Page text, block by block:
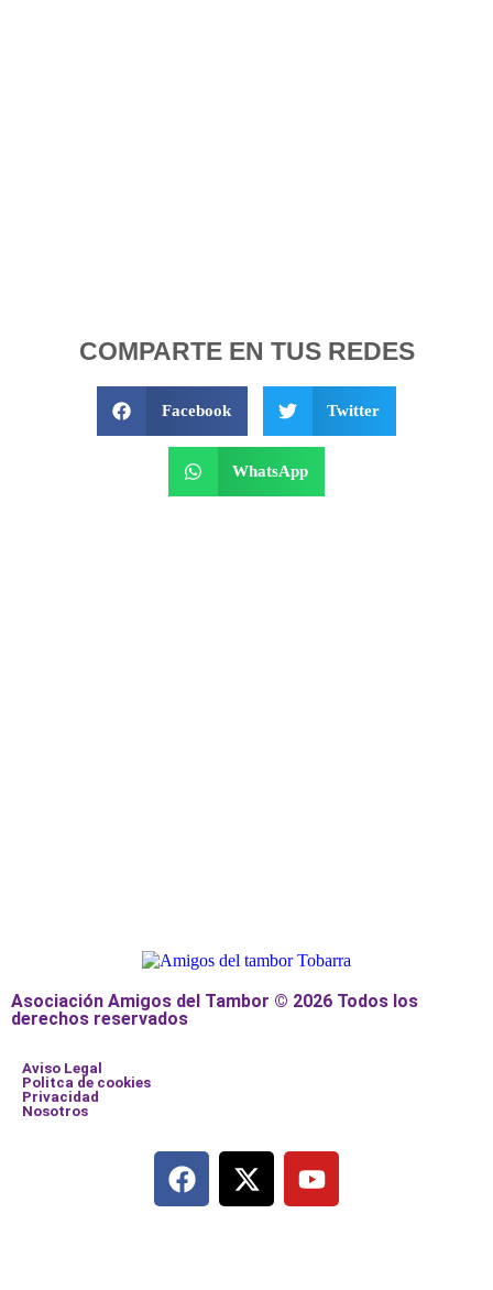
COMPARTE EN TUS REDES
Facebook Twitter
WhatsApp
Asociación Amigos del Tambor © 2026 Todos los
derechos reservados
Aviso Legal
Politca de cookies
Privacidad
Nosotros